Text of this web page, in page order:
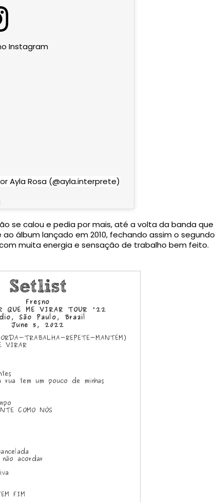
Instagram
Ayla Rosa (@ayla.interprete)
se calou e pedia por mais, até a volta da banda que
álbum lançado em 2010, fechando assim o segundo
muita energia e sensação de trabalho bem feito.